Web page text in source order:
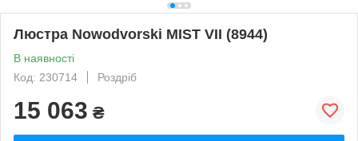
Люстра Nowodvorski MIST VII (8944)
В наявності
Код: 230714
Роздріб
15 063 ₴